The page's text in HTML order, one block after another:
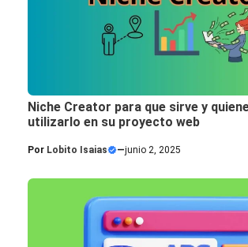
Niche Creator para que sirve y
utilizarlo en su proyecto web
Por Lobito Isaias —junio 2, 2025